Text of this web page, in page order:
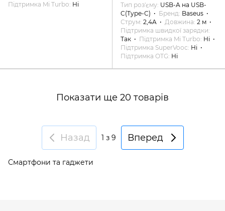
Підтримка Mi Turbo Ні Тип роз'єму USB-A на USB-
C(Type-C)
Бренд Baseus
Струм 2,4A Довжина 2 м
Підтримка швидкої зарядки
Так
Підтримка Mi Turbo Ні
Підтримка SuperVooc Ні
Підтримка OTG Ні
Показати ще 20 товарів
Назад 1 з 9 Вперед
Смартфони та гаджети